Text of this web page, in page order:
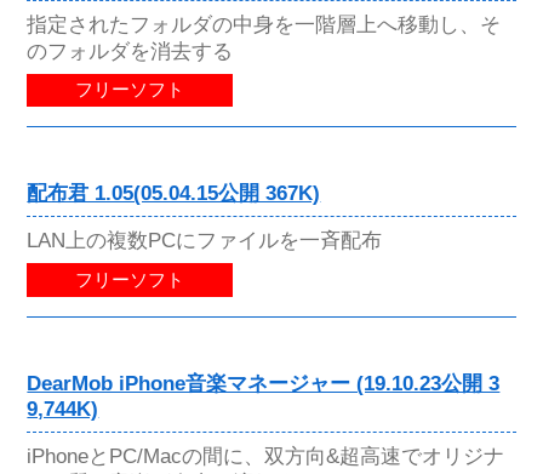
指定されたフォルダの中身を一階層上へ移動し、そ
のフォルダを消去する
フリーソフト
配布君 1.05(05.04.15公開 367K)
LAN上の複数PCにファイルを一斉配布
フリーソフト
DearMob iPhone音楽マネージャー (19.10.23公開 3
9,744K)
iPhoneとPC/Macの間に、双方向&超高速でオリジナ